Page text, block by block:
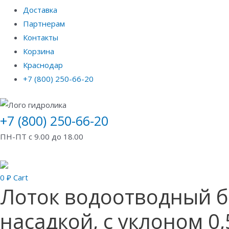
Доставка
Партнерам
Контакты
Корзина
Краснодар
+7 (800) 250-66-20
+7 (800) 250-66-20
ПН-ПТ с 9.00 до 18.00
0 ₽ Cart
Лоток водоотводный
насадкой, с уклоном